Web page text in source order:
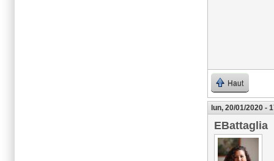
Haut
lun, 20/01/2020 -
EBattaglia